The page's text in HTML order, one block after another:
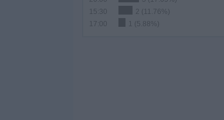
15:30
2 (11.76%)
17:00
1 (5.88%)